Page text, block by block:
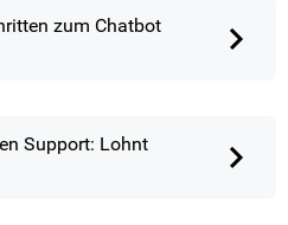
zum Chatbot
Support: Lohnt